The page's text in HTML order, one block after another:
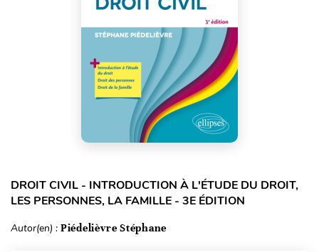
DROIT CIVIL - INTRODUCTION À L'ÉTUDE DU DROIT,
LES PERSONNES, LA FAMILLE - 3E ÉDITION
Autor(en) : Piédelièvre Stéphane